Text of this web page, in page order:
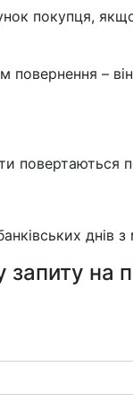
покупця,
повернення –
повертаються
днів
на